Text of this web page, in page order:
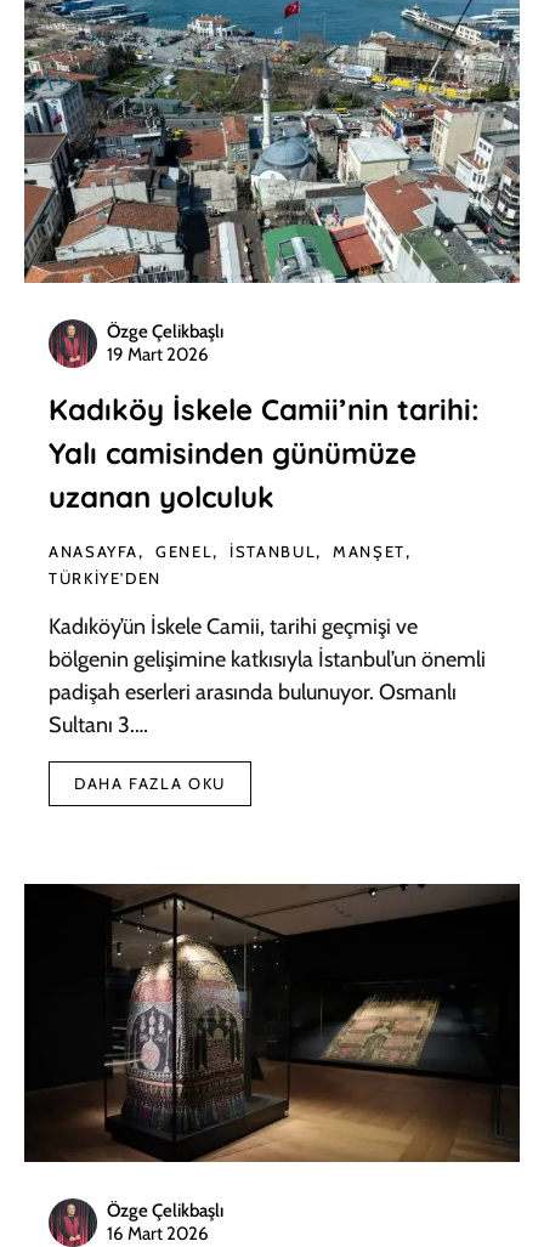
Özge Çelikbaşlı
19 Mart 2026
Kadıköy İskele Camii’nin tarihi:
Yalı camisinden günümüze
uzanan yolculuk
ANASAYFA GENEL İSTANBUL
MANŞET
TÜRKIYE'DEN
Kadıköy’ün İskele Camii, tarihi geçmişi ve
bölgenin gelişimine katkısıyla İstanbul’un önemli
padişah eserleri arasında bulunuyor. Osmanlı
Sultanı 3.…
DAHA FAZLA OKU
Özge Çelikbaşlı
16 Mart 2026